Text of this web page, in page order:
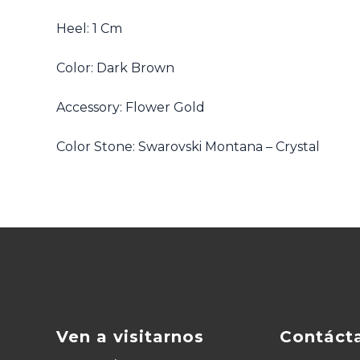
Heel: 1 Cm
Color: Dark Brown
Accessory: Flower Gold
Color Stone: Swarovski Montana – Crystal
Ven a visitarnos